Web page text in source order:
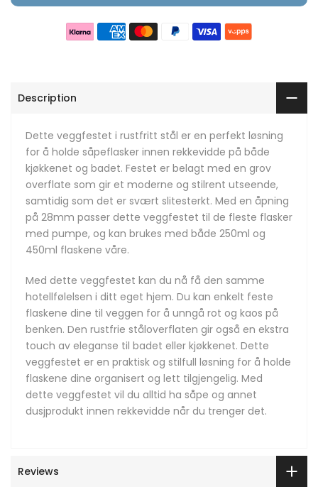
Description
Dette veggfestet i rustfritt stål er en perfekt løsning
for å holde såpeflasker innen rekkevidde på både
kjøkkenet og badet. Festet er belagt med en grov
overflate som gir et moderne og stilrent utseende,
samtidig som det er svært slitesterkt. Med en åpning
på 28mm passer dette veggfestet til de fleste flasker
med pumpe, og kan brukes med både 250ml og
450ml flaskene våre.
Med dette veggfestet kan du nå få den samme
hotellfølelsen i ditt eget hjem. Du kan enkelt feste
flaskene dine til veggen for å unngå rot og kaos på
benken. Den rustfrie ståloverflaten gir også en ekstra
touch av eleganse til badet eller kjøkkenet. Dette
veggfestet er en praktisk og stilfull løsning for å holde
flaskene dine organisert og lett tilgjengelig. Med
dette veggfestet vil du alltid ha såpe og annet
dusjprodukt innen rekkevidde når du trenger det.
Reviews